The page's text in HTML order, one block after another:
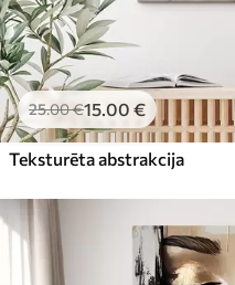
25.00€15.00 €
Teksturēta abstrakcija